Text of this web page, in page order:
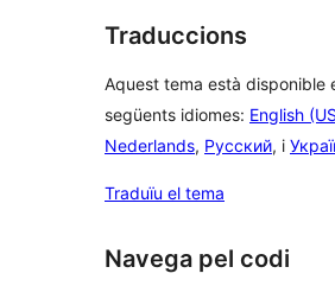
Traduccions
Aquest tema està disponible
següents idiomes: English
Nederlands, Русский, i
Traduïu el tema
Navega pel codi